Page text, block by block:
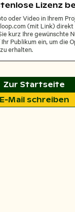
Lizenz
oder Video in Ihrem
(mit Link) direkt
kurz Ihre gewünschte
Publikum ein, um die
erhalten.
Zur Startseite
E-Mail schreiben